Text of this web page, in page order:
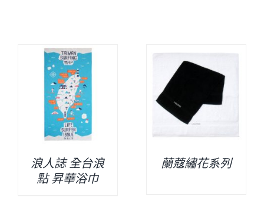
浪人誌 全台浪
點 昇華浴巾
蘭蔻繡花系列